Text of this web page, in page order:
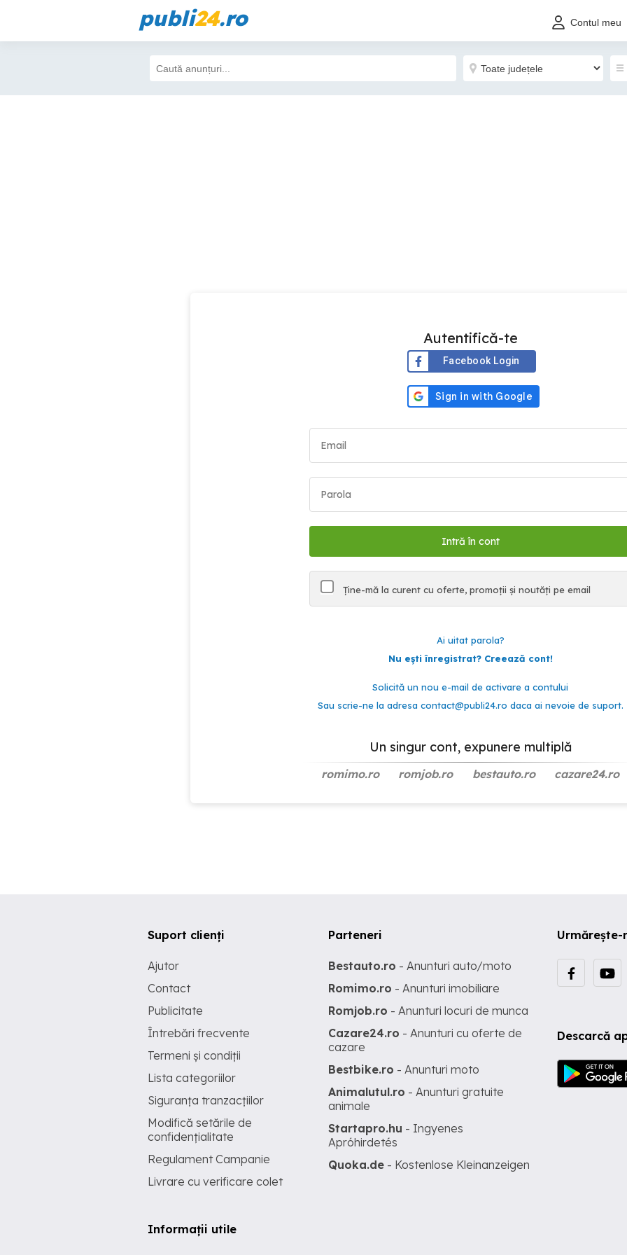
publi24.ro Contul meu
Autentifică-te
Facebook Login
Ține-mă la curent cu oferte, promoții și noutăți pe email
Ai uitat parola?
Nu ești înregistrat? Creează cont!
Solicită un nou e-mail de activare a contului
Sau scrie-ne la adresa contact@publi24.ro daca ai nevoie de suport.
Un singur cont, expunere multiplă
romimo.ro romjob.ro bestauto.ro cazare24.ro
Urmărește-
Descarcă
Suport clienți
Ajutor
Contact
Publicitate
Întrebări frecvente
Termeni și condiții
Lista categoriilor
Siguranța tranzacțiilor
Modifică setările de
confidențialitate
Regulament Campanie
Livrare cu verificare colet
Informații utile
Parteneri
Bestauto.ro - Anunturi auto/moto
Romimo.ro - Anunturi imobiliare
Romjob.ro - Anunturi locuri de munca
Cazare24.ro - Anunturi cu oferte de
cazare
Bestbike.ro - Anunturi moto
Animalutul.ro - Anunturi gratuite
animale
Startapro.hu - Ingyenes
Apróhirdetés
Quoka.de - Kostenlose Kleinanzeigen